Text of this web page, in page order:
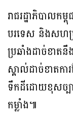
រាជរដ្ឋាភិបាលកម្
បរទេស និងសហប្រ
ប្រឆាំងដាច់ខាត
ស្គាល់ដាច់ខាតកា
ទឹកដីដោយខុសច្បា
កម្លាំង៕